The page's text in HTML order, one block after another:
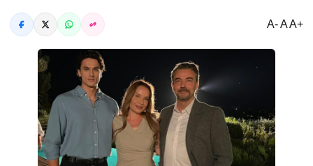
A- A A+